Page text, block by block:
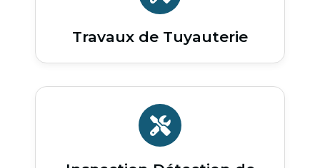
Travaux de Tuyauterie